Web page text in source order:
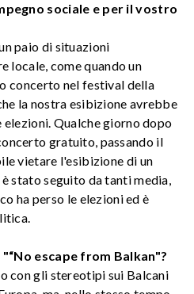
sociale e per il vostro
paio di situazioni
locale, come quando un
concerto nel festival della
la nostra esibizione avrebbe
Qualche giorno dopo
gratuito, passando il
vietare l'esibizione di un
stato seguito da tanti media,
ha perso le elezioni ed è
escape from Balkan"?
con gli stereotipi sui Balcani